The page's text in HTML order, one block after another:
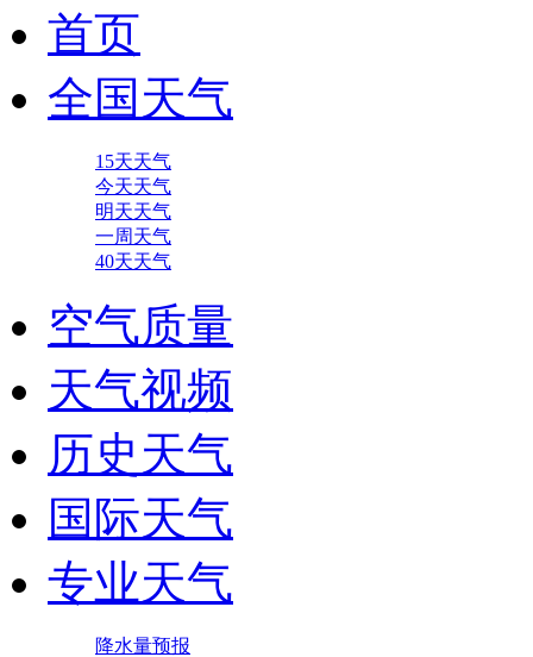
首页
全国天气
15天天气
今天天气
明天天气
一周天气
40天天气
空气质量
天气视频
历史天气
国际天气
专业天气
降水量预报